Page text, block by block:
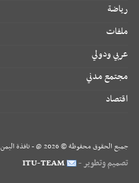
رياضة
ملفات
عربي ودولي
مجتمع مدني
اقتصاد
جميع الحقوق محفوظة ©2026 @ - نافذة اليمن
تصميم وتطوير - ITU-TEAM